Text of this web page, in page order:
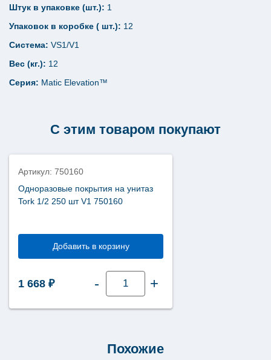
Штук в упаковке (шт.): 1
Упаковок в коробке ( шт.): 12
Система: VS1/V1
Вес (кг.): 12
Серия: Matic Elevation™
С этим товаром покупают
Артикул: 750160
Одноразовые покрытия на унитаз
Tork 1/2 250 шт V1 750160
Добавить в корзину
1 668 ₽ -
Количество
товара
покрытия
на
250
+
Похожие